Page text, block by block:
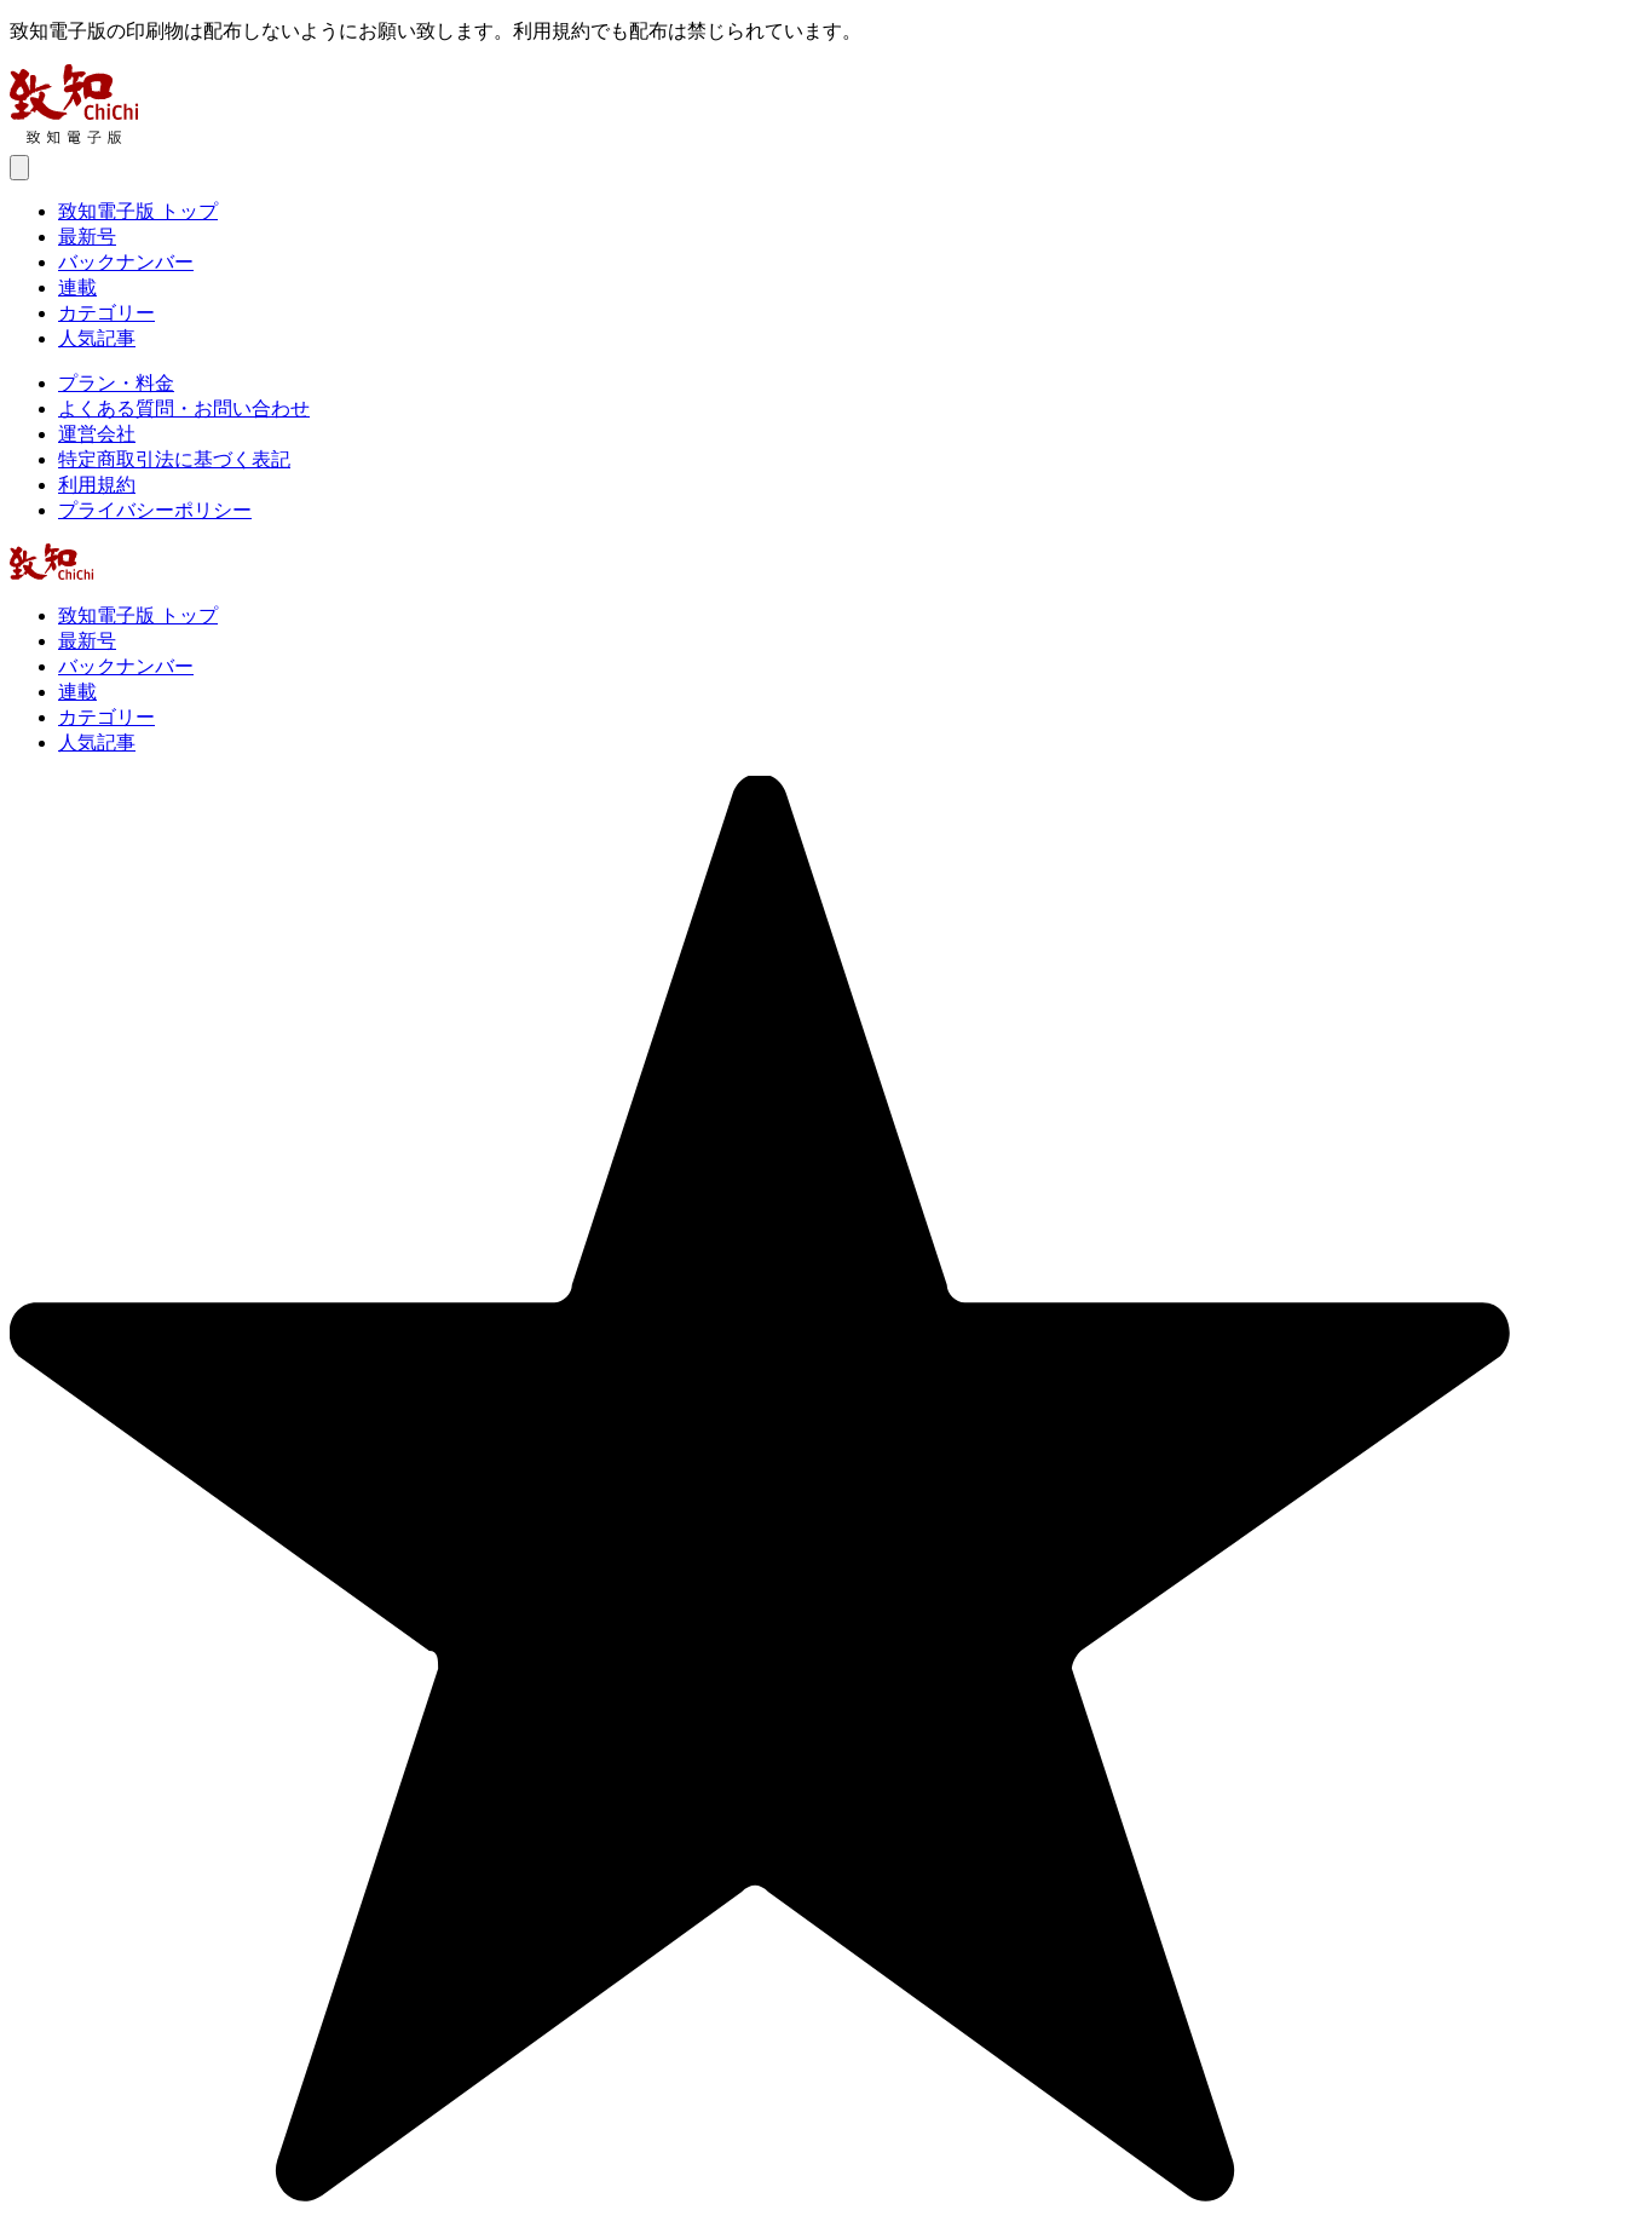
致知電子版の印刷物は配布しないようにお願い致します。利用規約でも配布は禁じられています。
致知電子版 トップ
最新号
バックナンバー
連載
カテゴリー
人気記事
プラン・料金
よくある質問・お問い合わせ
運営会社
特定商取引法に基づく表記
利用規約
プライバシーポリシー
致知電子版 トップ
最新号
バックナンバー
連載
カテゴリー
人気記事